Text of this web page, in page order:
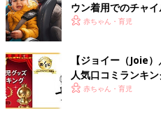
ウン着用でのチャ
険【小児科医】
赤ちゃん・育児
【ジョイー（Joie
人気口コミランキン
赤ちゃん・育児